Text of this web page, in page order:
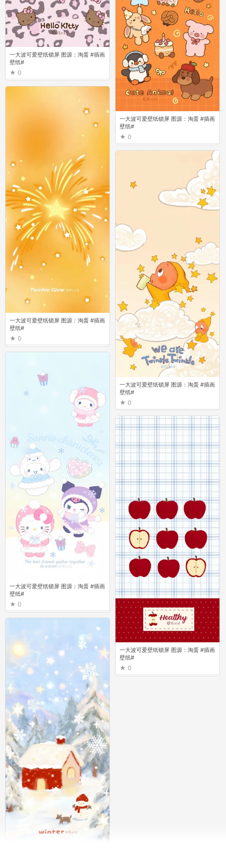
一大波可爱壁纸锁屏 图源：淘蛋 #插画
壁纸#
0
一大波可爱壁纸锁屏 图源：淘蛋 #插画
壁纸#
0
一大波可爱壁纸锁屏 图源：淘蛋 #插画
壁纸#
0
一大波可爱壁纸锁屏 图源：淘蛋 #插画
壁纸#
0
一大波可爱壁纸锁屏 图源：淘蛋 #插画
壁纸#
0
一大波可爱壁纸锁屏 图源：淘蛋 #插画
壁纸#
0